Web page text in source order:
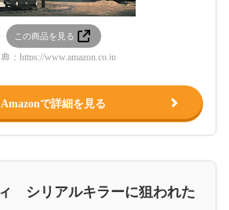
この商品を見る
： https://www.amazon.co.jp
Amazonで詳細を見る
シリアルキラーに狙われた